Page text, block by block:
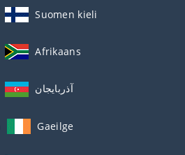
Suomen kieli
Afrikaans
آذربايجان
Gaeilge